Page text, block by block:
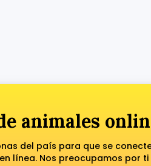
animales
del país para que se
línea. Nos preocupamos por ti